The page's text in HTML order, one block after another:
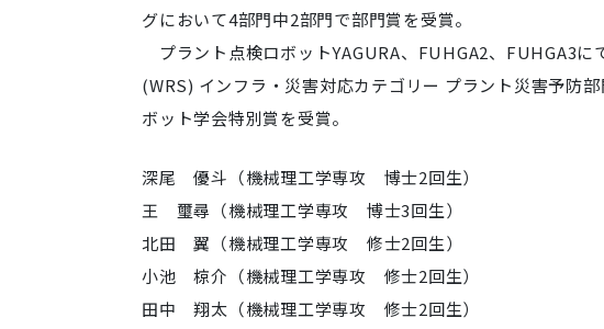
グにおいて4部門中2部門で部門賞を受賞。
プラント点検ロボットYAGURA、FUHGA2、FUHGA3
(WRS) インフラ・災害対応カテゴリー プラント災害予防
ボット学会特別賞を受賞。
深尾 優斗（機械理工学専攻 博士2回生）
王 璽尋（機械理工学専攻 博士3回生）
北田 翼（機械理工学専攻 修士2回生）
小池 椋介 （機械理工学専攻 修士2回生）
田中 翔太 （機械理工学専攻 修士2回生）